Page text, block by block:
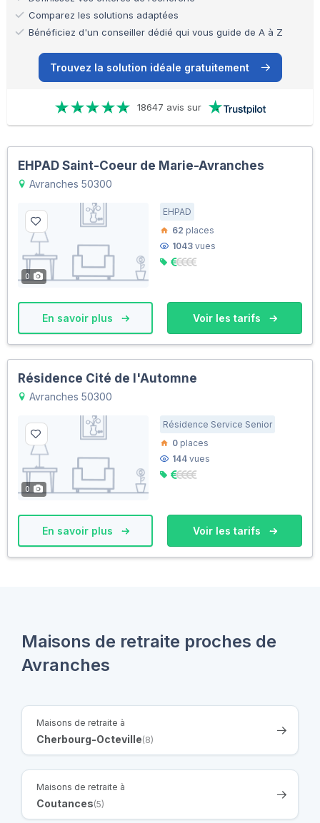
Comparez les solutions adaptées
Bénéficiez d'un conseiller dédié qui vous guide de A à Z
Trouvez la solution idéale gratuitement
18647 avis sur
EHPAD Saint-Coeur de Marie-Avranches
Avranches 50300
0
EHPAD
62 places
1043 vues
En savoir plus Voir les tarifs
Résidence Cité de l'Automne
Avranches 50300
0
Résidence Service Senior
0 places
144 vues
En savoir plus Voir les tarifs
Maisons de retraite proches de
Avranches
Maisons de retraite à
Cherbourg-Octeville(8)
Maisons de retraite à
Coutances(5)